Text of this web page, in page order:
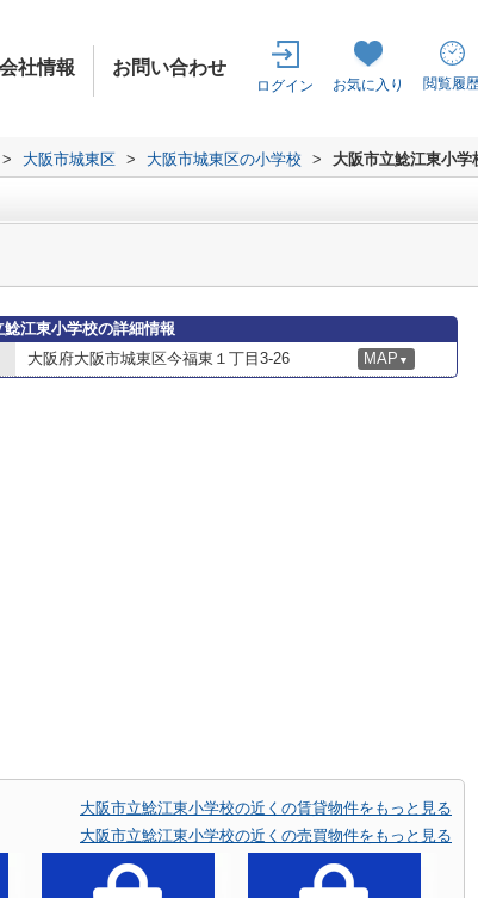
会社情報 お問い合わせ
ログイン お気に入り 閲覧履
> 大阪市城東区 > 大阪市城東区の小学校 > 大阪市立鯰江東小学
鯰江東小学校の詳細情報
大阪府大阪市城東区今福東１丁目3-26 MAP ▼
大阪市立鯰江東小学校の近くの賃貸物件をもっと見る
大阪市立鯰江東小学校の近くの売買物件をもっと見る